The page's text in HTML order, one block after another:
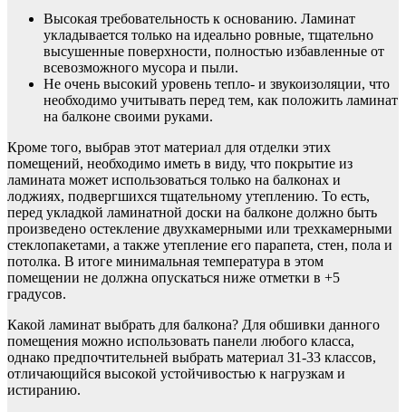
Высокая требовательность к основанию. Ламинат
укладывается только на идеально ровные, тщательно
высушенные поверхности, полностью избавленные от
всевозможного мусора и пыли.
Не очень высокий уровень тепло- и звукоизоляции, что
необходимо учитывать перед тем, как положить ламинат
на балконе своими руками.
Кроме того, выбрав этот материал для отделки этих
помещений, необходимо иметь в виду, что покрытие из
ламината может использоваться только на балконах и
лоджиях, подвергшихся тщательному утеплению. То есть,
перед укладкой ламинатной доски на балконе должно быть
произведено остекление двухкамерными или трехкамерными
стеклопакетами, а также утепление его парапета, стен, пола и
потолка. В итоге минимальная температура в этом
помещении не должна опускаться ниже отметки в +5
градусов.
Какой ламинат выбрать для балкона? Для обшивки данного
помещения можно использовать панели любого класса,
однако предпочтительней выбрать материал 31-33 классов,
отличающийся высокой устойчивостью к нагрузкам и
истиранию.